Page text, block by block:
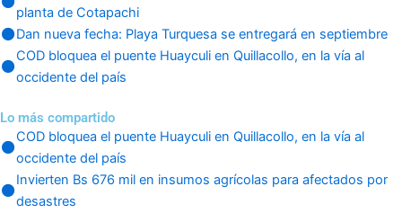
planta de Cotapachi
Dan nueva fecha: Playa Turquesa se entregará en septiembre
COD bloquea el puente Huayculi en Quillacollo, en la vía al
occidente del país
Lo más compartido
COD bloquea el puente Huayculi en Quillacollo, en la vía al
occidente del país
Invierten Bs 676 mil en insumos agrícolas para afectados por
desastres